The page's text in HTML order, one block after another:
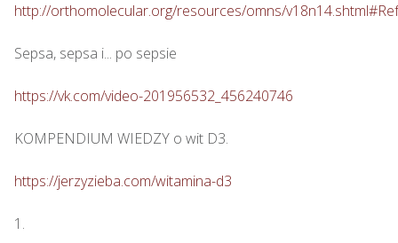
http://orthomolecular.org/resources/omns/
Sepsa, sepsa i... po sepsie
https://vk.com/video-201956532_456240746
KOMPENDIUM WIEDZY o wit D3.
https://jerzyzieba.com/witamina-d3
1.